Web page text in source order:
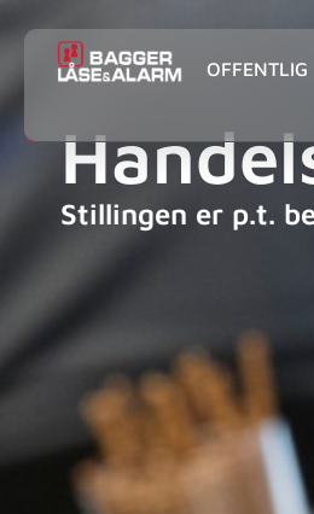
OFFENTLIG
Stillingen er p.t.